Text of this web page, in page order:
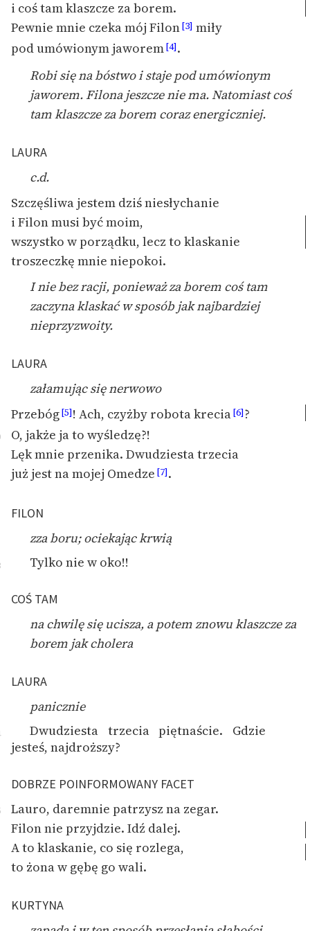
Ręce pełne poezji
Kolekcje edukacyjne
twórców przechodzących
do domeny publicznej,
lektur szkolnych oraz
Starego Testamentu
Szkoła Poezji Wolnych
Lektur
O nas
Kontakt
O projekcie
Zespół
Logotypy
Materiały promocyjne
Polityka prywatności
Regulamin biblioteki
sprawozdania finansowe
Regulamin darowizn
Informacja o treściach
i coś tam klaszcze za borem.
Pewnie mnie czeka mój Filon[3] miły
pod umówionym jaworem[4].
Robi się na bóstwo i staje pod umówionym
jaworem. Filona jeszcze nie ma. Natomiast coś
tam klaszcze za borem coraz energiczniej.
LAURA
c.d.
Szczęśliwa jestem dziś niesłychanie
i Filon musi być moim,
wszystko w porządku, lecz to klaskanie
troszeczkę mnie niepokoi.
I nie bez racji, ponieważ za borem coś tam
zaczyna klaskać w sposób jak najbardziej
nieprzyzwoity.
LAURA
załamując się nerwowo
Przebóg[5]! Ach, czyżby robota krecia[6]?
O, jakże ja to wyśledzę?!
Lęk mnie przenika. Dwudziesta trzecia
już jest na mojej Omedze [7].
FILON
zza boru; ociekając krwią
Tylko nie w oko!!
COŚ TAM
na chwilę się ucisza, a potem znowu klaszcze za
borem jak cholera
LAURA
panicznie
Dwudziesta trzecia piętnaście. Gdzie
jesteś, najdroższy?
DOBRZE POINFORMOWANY FACET
Lauro, daremnie patrzysz na zegar.
Filon nie przyjdzie. Idź dalej.
A to klaskanie, co się rozlega,
to żona w gębę go wali.
KURTYNA